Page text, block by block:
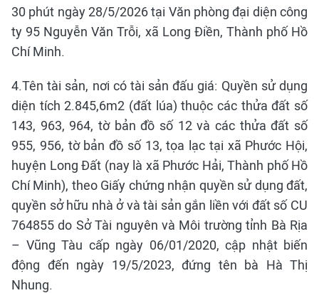
30 phút ngày 28/5/2026 tại Văn phòng đại diện công
ty 95 Nguyễn Văn Trỗi, xã Long Điền, Thành phố Hồ
Chí Minh.
4.Tên tài sản, nơi có tài sản đấu giá: Quyền sử dụng
diện tích 2.845,6m2 (đất lúa) thuộc các thửa đất số
143, 963, 964, tờ bản đồ số 12 và các thửa đất số
955, 956, tờ bản đồ số 13, tọa lạc tại xã Phước Hội,
huyện Long Đất (nay là xã Phước Hải, Thành phố Hồ
Chí Minh), theo Giấy chứng nhận quyền sử dụng đất,
quyền sở hữu nhà ở và tài sản gắn liền với đất số CU
764855 do Sở Tài nguyên và Môi trường tỉnh Bà Rịa
– Vũng Tàu cấp ngày 06/01/2020, cập nhật biến
động đến ngày 19/5/2023, đứng tên bà Hà Thị
Nhung.